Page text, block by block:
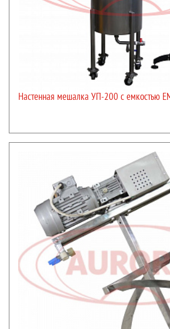
осуществляем подбор наиболее эффективной
комплектацией, которая позволит достигать
Настенная мешалка УП-200 с емкостью